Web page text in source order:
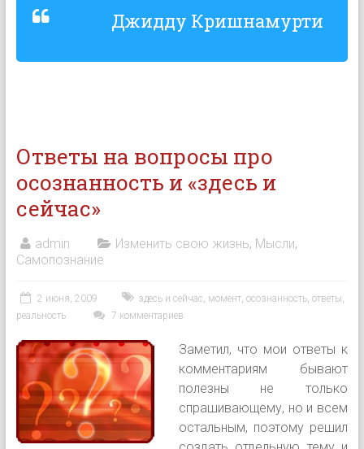
Джидду Кришнамурти
Ответы на вопросы про
осознанность и «здесь и
сейчас»
admin Изменить свою жизнь, Мысли,
Самопознание
2 июня, 2009 здесь и сейчас, момент, осознанность, ответы,
реальность
7 комментариев
Заметил, что мои ответы к
комментариям бывают
полезны не только
спрашивающему, но и всем
остальным, поэтому решил